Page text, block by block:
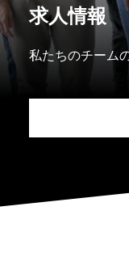
求人情報
私たちのチーム